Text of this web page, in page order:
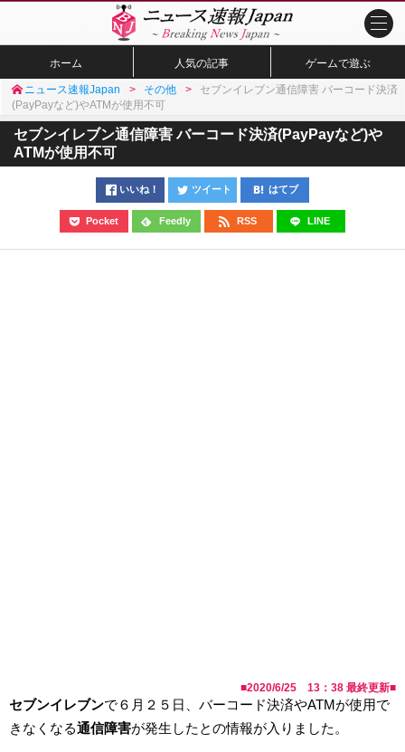
ホーム 人気の記事 ゲームで遊ぶ
ニュース速報Japan その他
セブンイレブン通信障害 バーコード決済
(PayPayなど)やATMが使用不可
セブンイレブン通信障害 バーコード決済(PayPayなど)や
ATMが使用不可
いいね！ ツイート はてブ
Pocket Feedly RSS LINE
■2020/6/25 13：38 最終更新■
セブンイレブンで６月２５日、バーコード決済やATMが使用で
きなくなる通信障害が発生したとの情報が入りました。